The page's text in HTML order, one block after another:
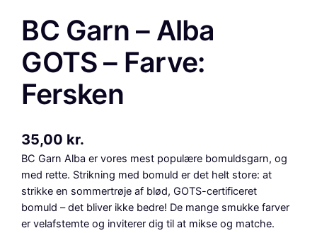
BC Garn – Alba
GOTS – Farve:
Fersken
35,00 kr.
BC Garn Alba er vores mest populære bomuldsgarn, og
med rette. Strikning med bomuld er det helt store: at
strikke en sommertrøje af blød, GOTS-certificeret
bomuld – det bliver ikke bedre! De mange smukke farver
er velafstemte og inviterer dig til at mikse og matche.